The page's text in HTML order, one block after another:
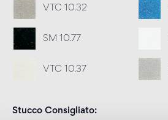
VTC 10.32
SM 10.77
VTC 10.37
Stucco Consigliato